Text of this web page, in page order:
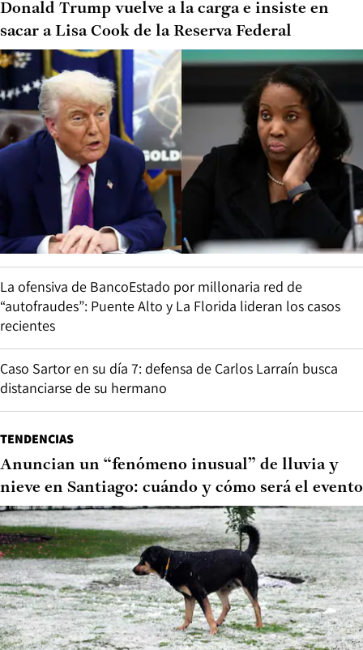
Donald Trump vuelve a la carga e insiste en
sacar a Lisa Cook de la Reserva Federal
La ofensiva de BancoEstado por millonaria red de
“autofraudes”: Puente Alto y La Florida lideran los casos
recientes
Caso Sartor en su día 7: defensa de Carlos Larraín busca
distanciarse de su hermano
TENDENCIAS
Anuncian un “fenómeno inusual” de lluvia y
nieve en Santiago: cuándo y cómo será el evento